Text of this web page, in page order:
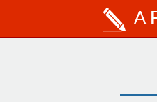
A